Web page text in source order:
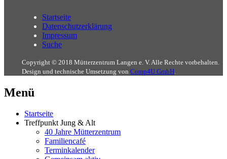
Startseite
Datenschutzerklärung
Impressum
Suche
Copyright © 2018 Mütterzentrum Langen e. V. Alle Rechte vorbehalten.
Design und technische Umsetzung von Comp4U GmbH
Menü
Startseite
Treffpunkt Jung & Alt
40 Jahre Mütterzentrum
Familiencafé
Terminkalender